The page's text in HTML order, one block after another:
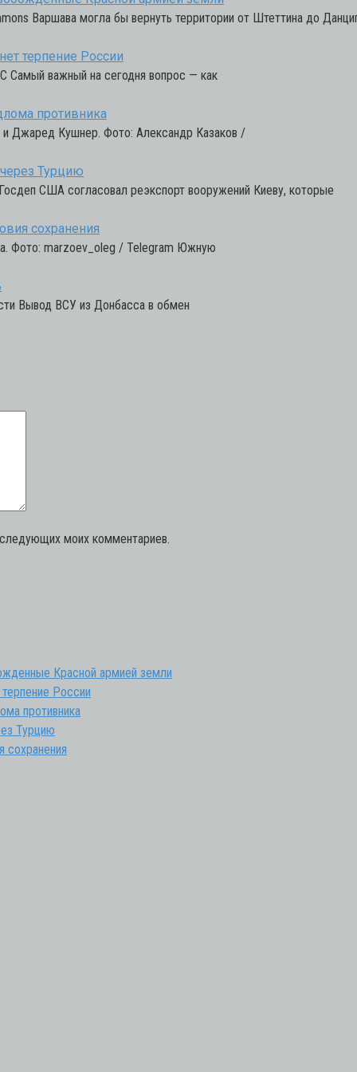
Варшава могла бы вернуть территории от Штеттина до
терпение России
Самый важный на сегодня вопрос — как
противника
Джаред Кушнер. Фото: Александр Казаков /
Турцию
США согласовал реэкспорт вооружений Киеву, которые
сохранения
Фото: marzoev_oleg / Telegram Южную
Вывод ВСУ из Донбасса в обмен
моих комментариев.
Красной армией земли
России
противника
Турцию
сохранения